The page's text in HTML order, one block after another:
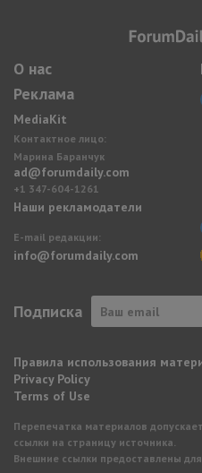
О нас
Реклама
MediaKit
Контактное лицо:
Марина Баранчук
ad@forumdaily.com
+1 347-604-1261
Наши рекламодатели
E-mail редакции:
info@forumdaily.com
Подписка
Правила использования
Privacy Policy
Terms of Use
Перепечатка материалов
ссылки на страницу источника.
Внешние ссылки предоставлены